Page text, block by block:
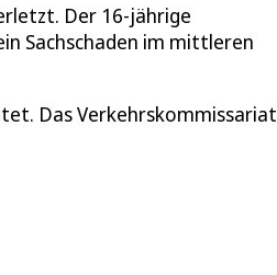
Der 16-jährige
Sachschaden im mittleren
Das Verkehrskommissariat